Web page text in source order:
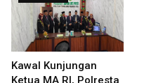
Kawal Kunjungan
Ketua MA RI, Polresta